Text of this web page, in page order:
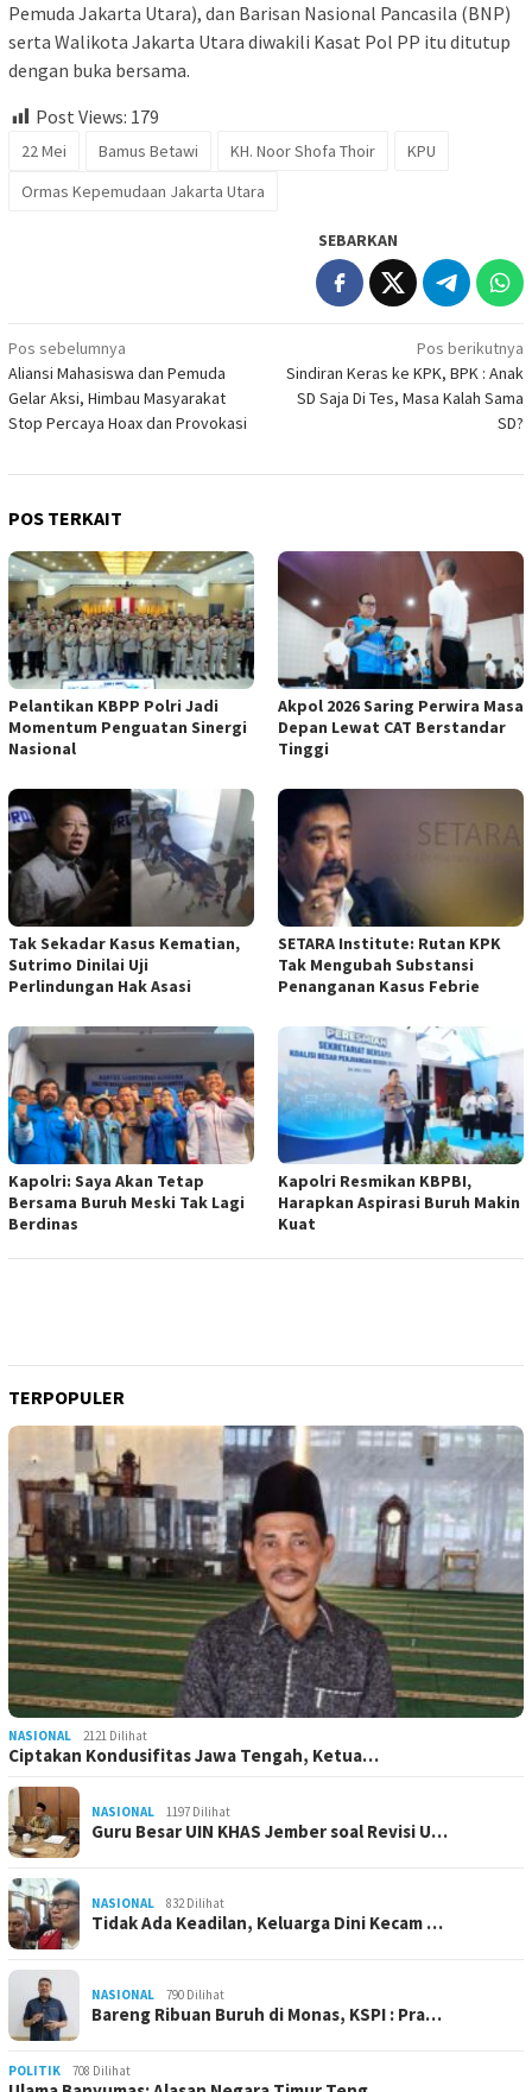
Pemuda Jakarta Utara), dan Barisan Nasional Pancasila (BNP)
serta Walikota Jakarta Utara diwakili Kasat Pol PP itu ditutup
dengan buka bersama.
Post Views: 179
22 Mei Bamus Betawi KH. Noor Shofa Thoir
KPU
Ormas Kepemudaan Jakarta Utara
SEBARKAN
Navigasi
pos
Pos sebelumnya
Aliansi Mahasiswa dan Pemuda
Gelar Aksi, Himbau Masyarakat
Stop Percaya Hoax dan Provokasi
Pos berikutnya
Sindiran Keras ke KPK, BPK : Anak
SD Saja Di Tes, Masa Kalah Sama
SD?
POS TERKAIT
Pelantikan KBPP Polri Jadi
Momentum Penguatan Sinergi
Nasional
Akpol 2026 Saring Perwira Masa
Depan Lewat CAT Berstandar
Tinggi
Tak Sekadar Kasus Kematian,
Sutrimo Dinilai Uji
Perlindungan Hak Asasi
SETARA Institute: Rutan KPK
Tak Mengubah Substansi
Penanganan Kasus Febrie
Kapolri: Saya Akan Tetap
Bersama Buruh Meski Tak Lagi
Berdinas
Kapolri Resmikan KBPBI,
Harapkan Aspirasi Buruh Makin
Kuat
TERPOPULER
NASIONAL 2121 Dilihat
Ciptakan Kondusifitas Jawa Tengah, Ketua…
NASIONAL 1197 Dilihat
Guru Besar UIN KHAS Jember soal Revisi U…
NASIONAL 832 Dilihat
Tidak Ada Keadilan, Keluarga Dini Kecam …
NASIONAL 790 Dilihat
Bareng Ribuan Buruh di Monas, KSPI : Pra…
POLITIK 708 Dilihat